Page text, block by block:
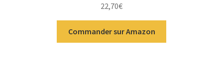
22,70€
Commander sur Amazon